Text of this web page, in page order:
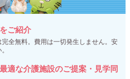
ご紹介
全無料。費用は一切発生しません。安
適な介護施設のご提案・見学同